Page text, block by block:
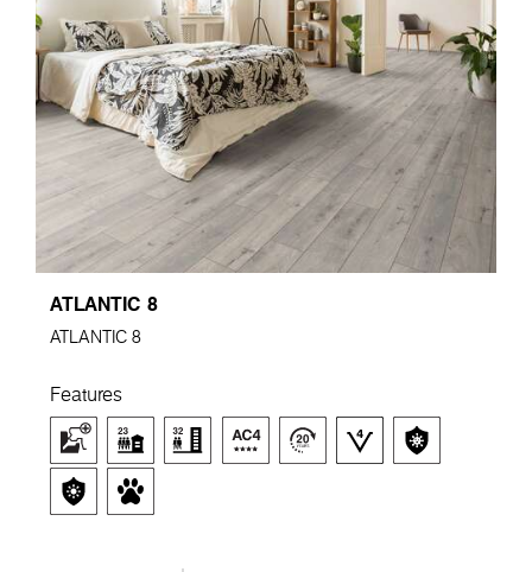
ATLANTIC 8
ATLANTIC 8
Features